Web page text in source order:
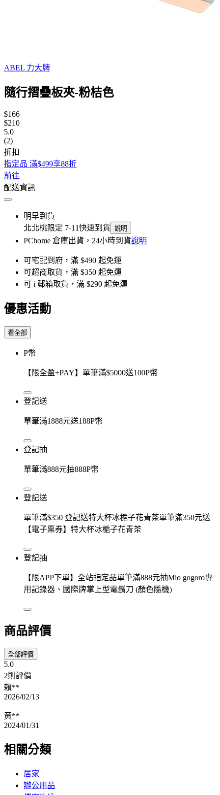
ABEL 力大牌
隨行摺疊板夾-粉桔色
$166
$210
5.0
(2)
折扣
指定品 滿$499享88折
前往
配送資訊
明早到貨
北北桃限定 7-11快速到貨 說明
PChome 倉庫出貨，24小時到貨說明
可宅配到府，滿 $490 起免運
可超商取貨，滿 $350 起免運
可 i 郵箱取貨，滿 $290 起免運
優惠活動
看全部
P幣
【限全盈+PAY】單筆滿$5000送100P幣
登記送
單筆滿1888元送188P幣
登記抽
單筆滿888元抽888P幣
登記送
單筆滿$350 登記送特大杯冰梔子花青茶單筆滿350元送
【電子票券】特大杯冰梔子花青茶
登記抽
【限APP下單】全站指定品單筆滿888元抽Mio gogoro專
用記錄器、國際牌掌上型電鬍刀 (顏色隨機)
商品評價
全部評價
5.0
2則評價
賴**
2026/02/13
黃**
2024/01/31
相關分類
居家
辦公用品